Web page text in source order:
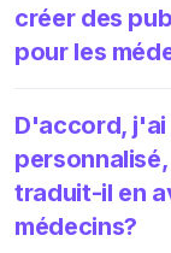
créer des
pour les
D'accord, j'ai
traduit-il en
médecins?